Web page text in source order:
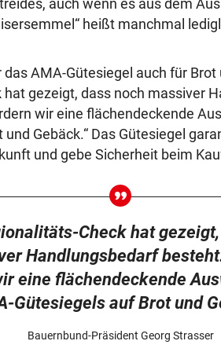
auch wenn es aus dem
heißt manchmal
AMA-Gütesiegel auch für Brot
hat gezeigt, dass noch massiver
wir eine flächendeckende
Gebäck.“ Das Gütesiegel
und gebe Sicherheit beim
Check hat
Handlungsbedarf
eine flächendeckende
Gütesiegels auf Brot und
Bauernbund-Präsident Georg Strasser